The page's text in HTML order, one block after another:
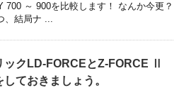
700 ～ 900を比較します！ なんか今更？
、結局ナ ...
ックLD-FORCEとZ-FORCE Ⅱ
ておきましょう。